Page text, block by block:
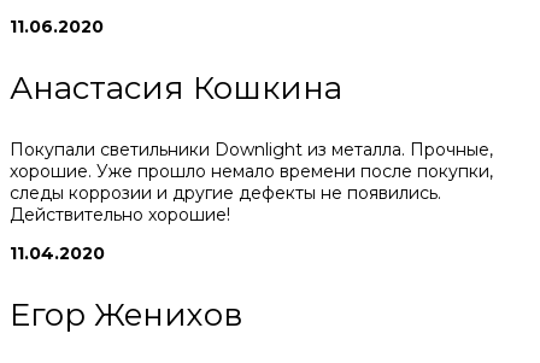
11.06.2020
Анастасия Кошкина
Покупали светильники Downlight из металла. Прочные,
хорошие. Уже прошло немало времени после покупки,
следы коррозии и другие дефекты не появились.
Действительно хорошие!
11.04.2020
Егор Женихов